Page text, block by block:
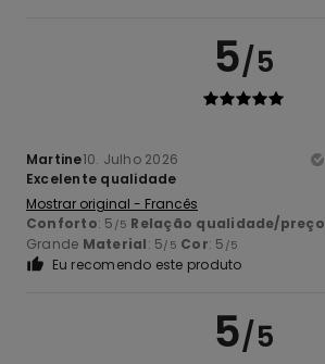
5/5
Martine10. Julho 2026
Excelente qualidade
Mostrar original - Francês
Conforto: 5 /5 Relação qualidade/preço
Grande Material: 5/5 Cor: 5 /5
Eu recomendo este produto
5/5